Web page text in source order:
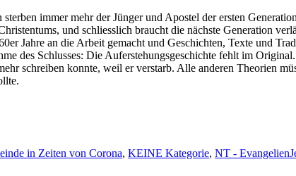
ster­ben immer mehr der Jünger und Apos­tel der ersten
und schliesslich braucht die näch­ste Gen­er­a­tion
Jahre an die Arbeit gemacht und Geschicht­en, Texte und
des Schlusses: Die Aufer­ste­hungs­geschichte fehlt im
schreiben kon­nte, weil er ver­starb. Alle anderen The­o­rien
in Zeiten von Corona, KEINE Kategorie, NT - Evangelien